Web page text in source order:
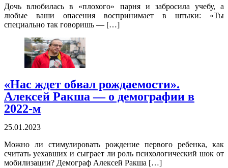
Дочь влюбилась в «плохого» парня и забросила учебу, а
любые ваши опасения воспринимает в штыки: «Ты
специально так говоришь — […]
«Нас ждет обвал рождаемости».
Алексей Ракша — о демографии в
2022-м
25.01.2023
Можно ли стимулировать рождение первого ребенка, как
считать уехавших и сыграет ли роль психологический шок от
мобилизации? Демограф Алексей Ракша […]